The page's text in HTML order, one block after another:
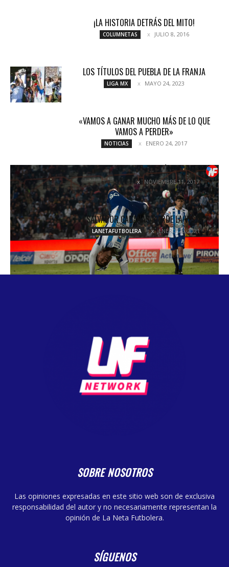
¡LA HISTORIA DETRÁS DEL MITO!
COLUMNETAS JULIO 8, 2016
LOS TÍTULOS DEL PUEBLA DE LA FRANJA
LIGA MX MAYO 24, 2023
«VAMOS A GANAR MUCHO MÁS DE LO QUE
VAMOS A PERDER»
NOTICIAS ENERO 24, 2017
A POR LA COPA: PACHUCA ESTÁ EN SEMIFINALES
COLUMNETAS NOVIEMBRE 11, 2017
SALVADOR CABAÑAS PIERDE LA VISTA
LANETAFUTBOLERA ENERO 26, 2021
SOBRE NOSOTROS
Las opiniones expresadas en este sitio web son de exclusiva
responsabilidad del autor y no necesariamente representan la
opinión de La Neta Futbolera.
SÍGUENOS